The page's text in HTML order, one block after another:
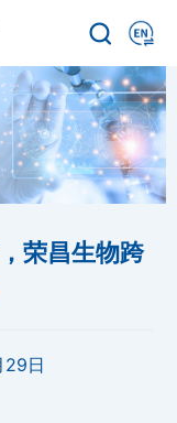
荣昌生物跨
日